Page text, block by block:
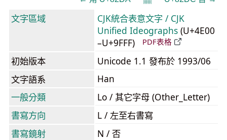
文字區域
CJK統合表意文字 / CJK
Unified Ideographs (U+4E00
–U+9FFF)
PDF表格
初始版本
Unicode 1.1 發布於 1993/06
文字語系
Han
一般分類
Lo / 其它字母 (Other_Letter)
書寫方向
L / 左至右書寫
書寫鏡射
N / 否